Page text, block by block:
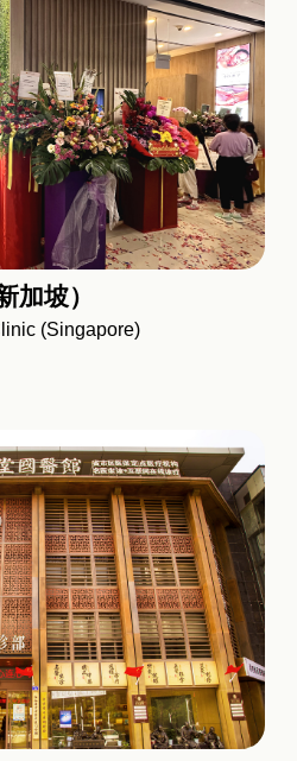
加坡）
(Singapore)